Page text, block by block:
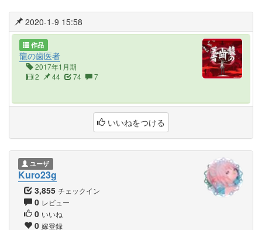
2020-1-9 15:58
作品
龍の歯医者
2017年1月期
2
44 74 7
いいねをつける
ユーザ
Kuro23g
3,855 チェックイン
0 レビュー
0 いいね
0 嫁登録